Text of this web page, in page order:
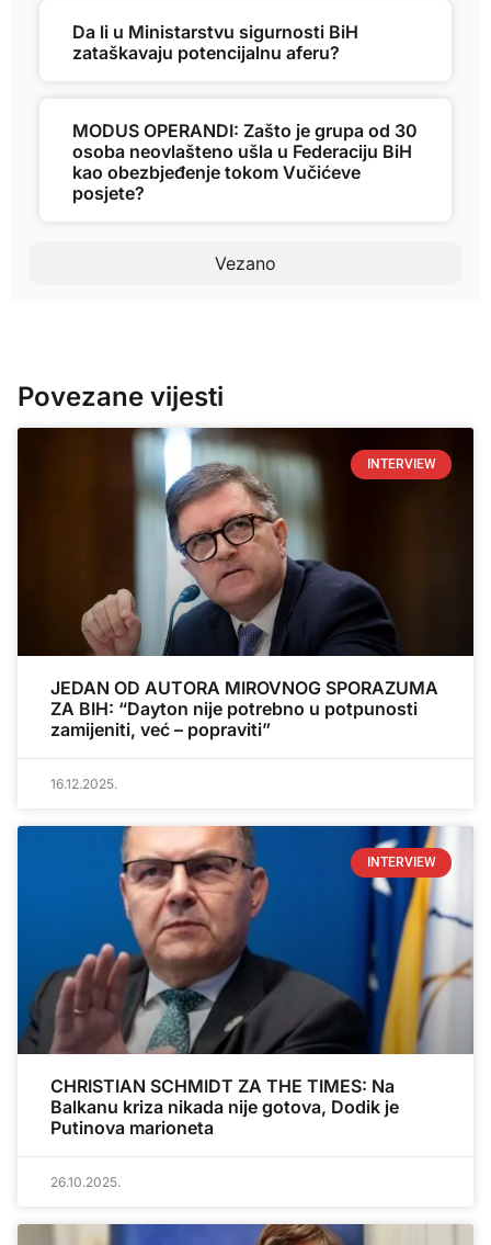
Vezano
Da li u Ministarstvu sigurnosti BiH
zataškavaju potencijalnu aferu?
MODUS OPERANDI: Zašto je grupa od 30
osoba neovlašteno ušla u Federaciju BiH
kao obezbjeđenje tokom Vučićeve
posjete?
Povezane vijesti
INTERVIEW
JEDAN OD AUTORA MIROVNOG SPORAZUMA
ZA BIH: “Dayton nije potrebno u potpunosti
zamijeniti, već – popraviti”
16.12.2025.
INTERVIEW
CHRISTIAN SCHMIDT ZA THE TIMES: Na
Balkanu kriza nikada nije gotova, Dodik je
Putinova marioneta
26.10.2025.